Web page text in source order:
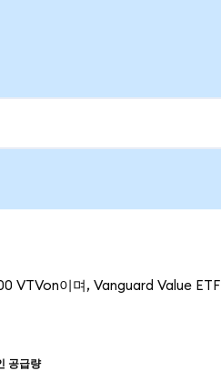
VTVon이며, Vanguard Value ETF
공급량